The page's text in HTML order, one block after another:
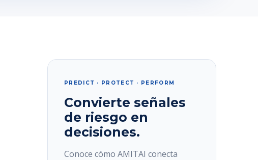
PREDICT · PROTECT · PERFORM
Convierte señales
de riesgo en
decisiones.
Conoce cómo AMITAI conecta